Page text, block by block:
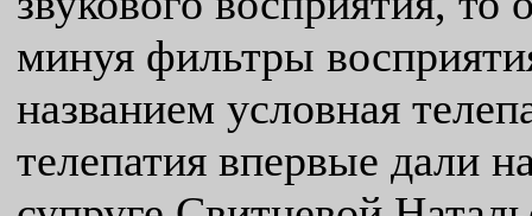
минуя фильтры
названием условная
телепатия впервые дали